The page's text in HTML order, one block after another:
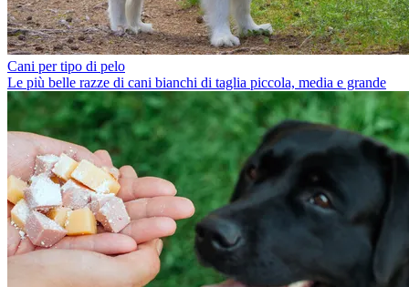
Cani per tipo di pelo
Le più belle razze di cani bianchi di taglia piccola, media e grande